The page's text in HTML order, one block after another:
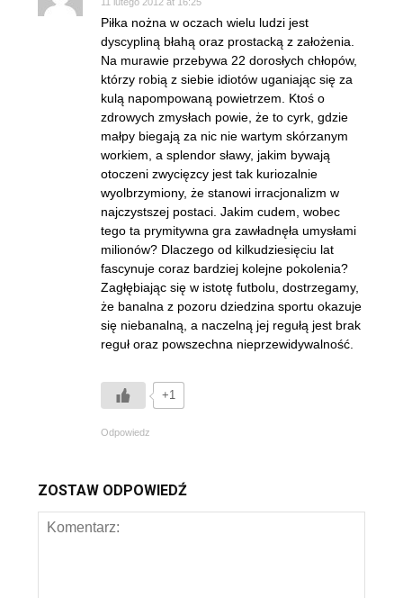
Piłka nożna w oczach wielu ludzi jest
dyscypliną błahą oraz prostacką z założenia.
Na murawie przebywa 22 dorosłych chłopów,
którzy robią z siebie idiotów uganiając się za
kulą napompowaną powietrzem. Ktoś o
zdrowych zmysłach powie, że to cyrk, gdzie
małpy biegają za nic nie wartym skórzanym
workiem, a splendor sławy, jakim bywają
otoczeni zwycięzcy jest tak kuriozalnie
wyolbrzymiony, że stanowi irracjonalizm w
najczystszej postaci. Jakim cudem, wobec
tego ta prymitywna gra zawładnęła umysłami
milionów? Dlaczego od kilkudziesięciu lat
fascynuje coraz bardziej kolejne pokolenia?
Zagłębiając się w istotę futbolu, dostrzegamy,
że banalna z pozoru dziedzina sportu okazuje
się niebanalną, a naczelną jej regułą jest brak
reguł oraz powszechna nieprzewidywalność.
+1
Odpowiedz
ZOSTAW ODPOWIEDŹ